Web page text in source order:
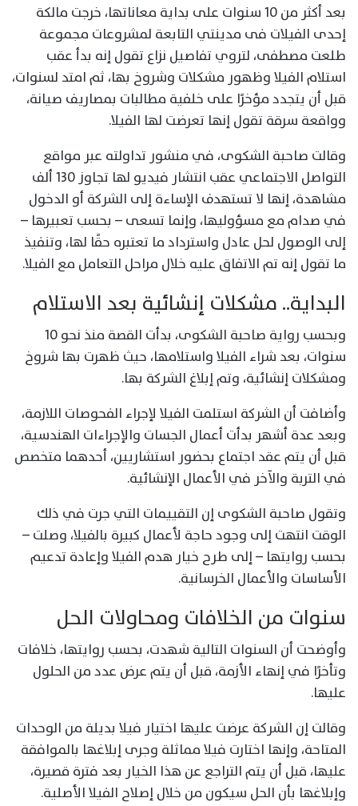
بعد أكثر من 10 سنوات على بداية معاناتها، خرجت مالكة
إحدى الفيلات فى مدينتي التابعة لمشروعات مجموعة
طلعت مصطفى، لتروي تفاصيل نزاع تقول إنه بدأ عقب
استلام الفيلا وظهور مشكلات وشروخ بها، ثم امتد لسنوات،
قبل أن يتجدد مؤخرًا على خلفية مطالبات بمصاريف صيانة،
وواقعة سرقة تقول إنها تعرضت لها الفيلا.
وقالت صاحبة الشكوى، في منشور تداولته عبر مواقع
التواصل الاجتماعي عقب انتشار فيديو لها تجاوز 130 ألف
مشاهدة، إنها لا تستهدف الإساءة إلى الشركة أو الدخول
في صدام مع مسؤوليها، وإنما تسعى – بحسب تعبيرها –
إلى الوصول لحل عادل واسترداد ما تعتبره حقًا لها، وتنفيذ
ما تقول إنه تم الاتفاق عليه خلال مراحل التعامل مع الفيلا.
البداية.. مشكلات إنشائية بعد الاستلام
وبحسب رواية صاحبة الشكوى، بدأت القصة منذ نحو 10
سنوات، بعد شراء الفيلا واستلامها، حيث ظهرت بها شروخ
ومشكلات إنشائية، وتم إبلاغ الشركة بها.
وأضافت أن الشركة استلمت الفيلا لإجراء الفحوصات اللازمة،
وبعد عدة أشهر بدأت أعمال الجسات والإجراءات الهندسية،
قبل أن يتم عقد اجتماع بحضور استشاريين، أحدهما متخصص
في التربة والآخر في الأعمال الإنشائية.
وتقول صاحبة الشكوى إن التقييمات التي جرت في ذلك
الوقت انتهت إلى وجود حاجة لأعمال كبيرة بالفيلا، وصلت –
بحسب روايتها – إلى طرح خيار هدم الفيلا وإعادة تدعيم
الأساسات والأعمال الخرسانية.
سنوات من الخلافات ومحاولات الحل
وأوضحت أن السنوات التالية شهدت، بحسب روايتها، خلافات
وتأخرًا في إنهاء الأزمة، قبل أن يتم عرض عدد من الحلول
عليها.
وقالت إن الشركة عرضت عليها اختيار فيلا بديلة من الوحدات
المتاحة، وإنها اختارت فيلا مماثلة وجرى إبلاغها بالموافقة
عليها، قبل أن يتم التراجع عن هذا الخيار بعد فترة قصيرة،
وإبلاغها بأن الحل سيكون من خلال إصلاح الفيلا الأصلية.